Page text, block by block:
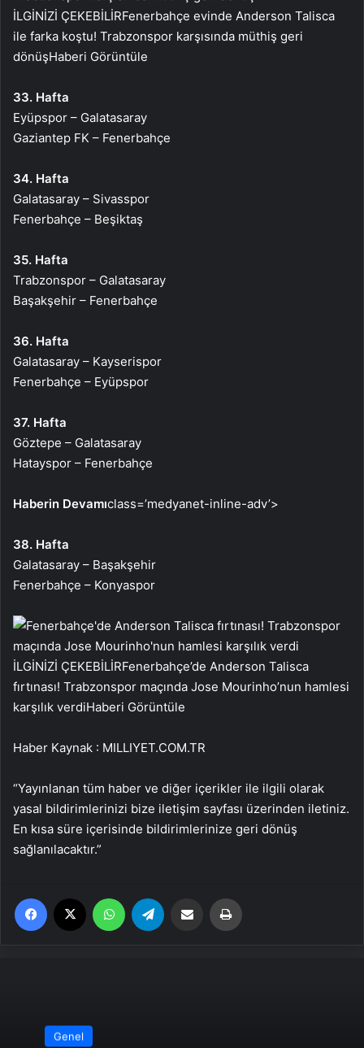
İLGİNİZİ ÇEKEBİLİRFenerbahçe evinde Anderson Talisca
ile farka koştu! Trabzonspor karşısında müthiş geri
dönüşHaberi Görüntüle
33. Hafta
Eyüpspor – Galatasaray
Gaziantep FK – Fenerbahçe
34. Hafta
Galatasaray – Sivasspor
Fenerbahçe – Beşiktaş
35. Hafta
Trabzonspor – Galatasaray
Başakşehir – Fenerbahçe
36. Hafta
Galatasaray – Kayserispor
Fenerbahçe – Eyüpspor
37. Hafta
Göztepe – Galatasaray
Hatayspor – Fenerbahçe
Haberin Devamıclass=’medyanet-inline-adv’>
38. Hafta
Galatasaray – Başakşehir
Fenerbahçe – Konyaspor
İLGİNİZİ ÇEKEBİLİRFenerbahçe’de Anderson Talisca
fırtınası! Trabzonspor maçında Jose Mourinho’nun hamlesi
karşılık verdiHaberi Görüntüle
Haber Kaynak : MILLIYET.COM.TR
“Yayınlanan tüm haber ve diğer içerikler ile ilgili olarak
yasal bildirimlerinizi bize iletişim sayfası üzerinden iletiniz.
En kısa süre içerisinde bildirimlerinize geri dönüş
sağlanılacaktır.”
Facebook WhatsApp Email'den paylaş
Genel